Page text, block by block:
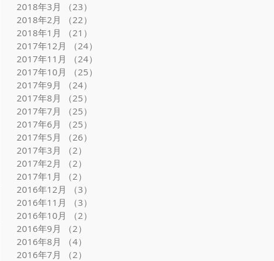
2018年3月
（23）
2018年2月
（22）
2018年1月
（21）
2017年12月
（24）
2017年11月
（24）
2017年10月
（25）
2017年9月
（24）
2017年8月
（25）
2017年7月
（25）
2017年6月
（25）
2017年5月
（26）
2017年3月
（2）
2017年2月
（2）
2017年1月
（2）
2016年12月
（3）
2016年11月
（3）
2016年10月
（2）
2016年9月
（2）
2016年8月
（4）
2016年7月
（2）